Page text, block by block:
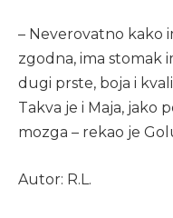
– Neverovatno kako
zgodna, ima stomak
dugi prste, boja i
Takva je i Maja, jako
mozga – rekao je
Autor: R.L.